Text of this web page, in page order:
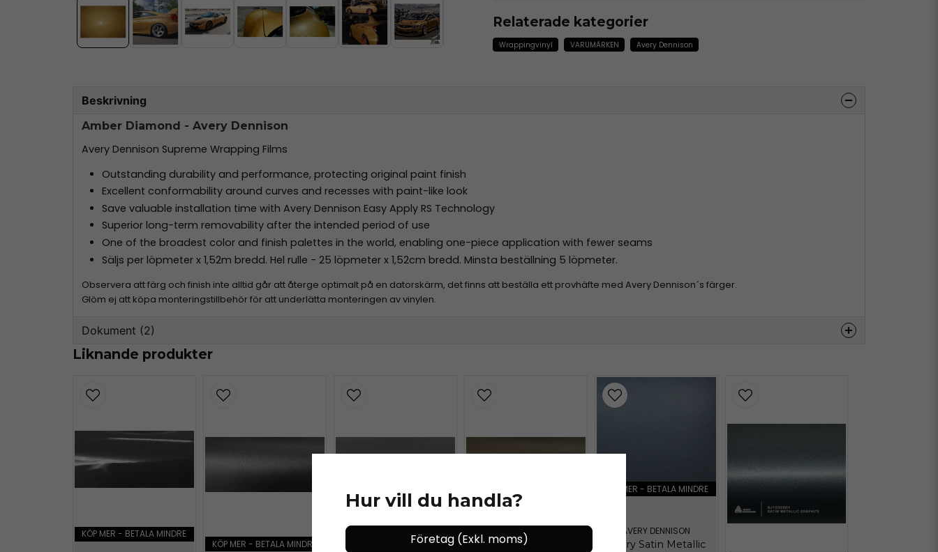
Relaterade kategorier
Wrappingvinyl VARUMÄRKEN Avery Dennison
Beskrivning
Amber Diamond - Avery Dennison
Avery Dennison Supreme Wrapping Films
Outstanding durability and performance, protecting original paint finish
Excellent conformability around curves and recesses with paint-like look
Save valuable installation time with Avery Dennison Easy Apply RS Technology
Superior long-term removability after the intended period of use
One of the broadest color and finish palettes in the world, enabling one-piece application with fewer seams
Säljs per löpmeter x 1,52m bredd. Hel rulle - 25 löpmeter x 1,52cm bredd. Minsta beställning 5 löpmeter.
Observera att färg och finish inte alltid går att återge optimalt på en datorskärm, det finns att beställa ett provhäfte med Avery Dennison´s färger.
Glöm ej att köpa monteringstillbehör för att underlätta monteringen av vinylen.
Dokument (2)
avery-supreme-information.pdf
4.66 MB
Liknande produkter
KÖP MER - BETALA MINDRE
KÖP MER - BETALA MINDRE KÖP MER - BETALA MINDRE
KÖP MER - BETALA MINDRE
AVERY DENNISON
Avery Satin Metallic
Hur vill du handla?
Företag (Exkl. moms)